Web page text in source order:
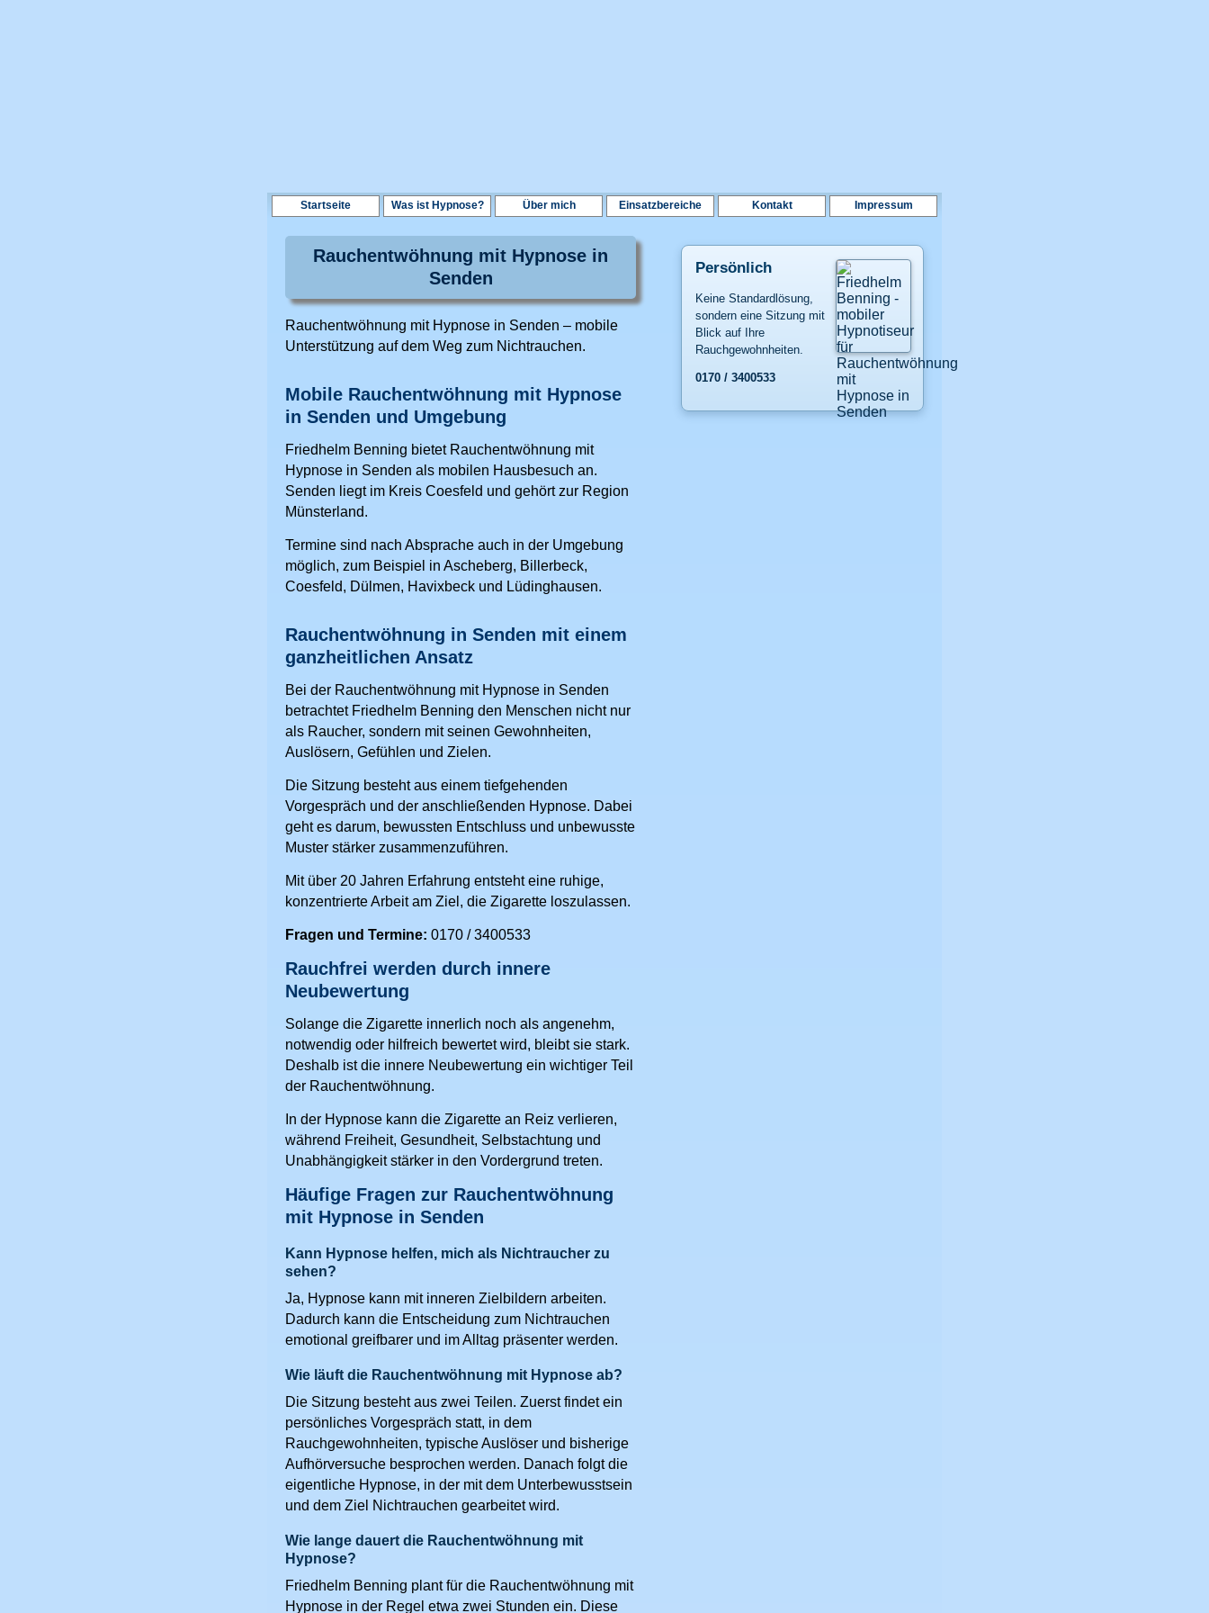
Startseite Was ist Hypnose? Über mich Einsatzbereiche Kontakt Impressum
Rauchentwöhnung mit Hypnose in
Senden
Rauchentwöhnung mit Hypnose in Senden – mobile
Unterstützung auf dem Weg zum Nichtrauchen.
Mobile Rauchentwöhnung mit Hypnose
in Senden und Umgebung
Friedhelm Benning bietet Rauchentwöhnung mit
Hypnose in Senden als mobilen Hausbesuch an.
Senden liegt im Kreis Coesfeld und gehört zur Region
Münsterland.
Termine sind nach Absprache auch in der Umgebung
möglich, zum Beispiel in Ascheberg, Billerbeck,
Coesfeld, Dülmen, Havixbeck und Lüdinghausen.
Rauchentwöhnung in Senden mit einem
ganzheitlichen Ansatz
Bei der Rauchentwöhnung mit Hypnose in Senden
betrachtet Friedhelm Benning den Menschen nicht nur
als Raucher, sondern mit seinen Gewohnheiten,
Auslösern, Gefühlen und Zielen.
Die Sitzung besteht aus einem tiefgehenden
Vorgespräch und der anschließenden Hypnose. Dabei
geht es darum, bewussten Entschluss und unbewusste
Muster stärker zusammenzuführen.
Mit über 20 Jahren Erfahrung entsteht eine ruhige,
konzentrierte Arbeit am Ziel, die Zigarette loszulassen.
Fragen und Termine: 0170 / 3400533
Rauchfrei werden durch innere
Neubewertung
Solange die Zigarette innerlich noch als angenehm,
notwendig oder hilfreich bewertet wird, bleibt sie stark.
Deshalb ist die innere Neubewertung ein wichtiger Teil
der Rauchentwöhnung.
In der Hypnose kann die Zigarette an Reiz verlieren,
während Freiheit, Gesundheit, Selbstachtung und
Unabhängigkeit stärker in den Vordergrund treten.
Häufige Fragen zur Rauchentwöhnung
mit Hypnose in Senden
Kann Hypnose helfen, mich als Nichtraucher zu
sehen?
Ja, Hypnose kann mit inneren Zielbildern arbeiten.
Dadurch kann die Entscheidung zum Nichtrauchen
emotional greifbarer und im Alltag präsenter werden.
Wie läuft die Rauchentwöhnung mit Hypnose ab?
Die Sitzung besteht aus zwei Teilen. Zuerst findet ein
persönliches Vorgespräch statt, in dem
Rauchgewohnheiten, typische Auslöser und bisherige
Aufhörversuche besprochen werden. Danach folgt die
eigentliche Hypnose, in der mit dem Unterbewusstsein
und dem Ziel Nichtrauchen gearbeitet wird.
Wie lange dauert die Rauchentwöhnung mit
Hypnose?
Friedhelm Benning plant für die Rauchentwöhnung mit
Hypnose in der Regel etwa zwei Stunden ein. Diese
Persönlich
Keine Standardlösung,
sondern eine Sitzung mit
Blick auf Ihre
Rauchgewohnheiten.
0170 / 3400533